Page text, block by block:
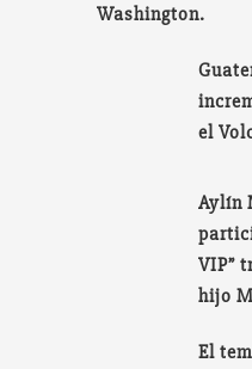
Washington.
el
Aylín
VIP”
hijo
El